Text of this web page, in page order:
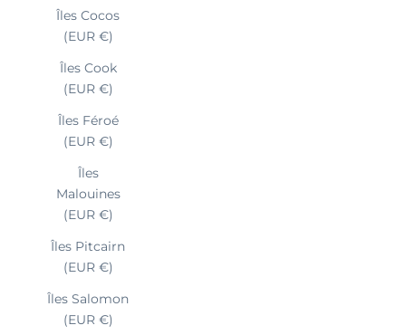
Îles Cocos
(EUR €)
Îles Cook
(EUR €)
Îles Féroé
(EUR €)
Îles
Malouines
(EUR €)
Îles Pitcairn
(EUR €)
Îles Salomon
(EUR €)